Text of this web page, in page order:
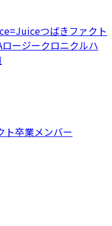
つばきファクト
ロージークロニクルハ
ト卒業メンバー